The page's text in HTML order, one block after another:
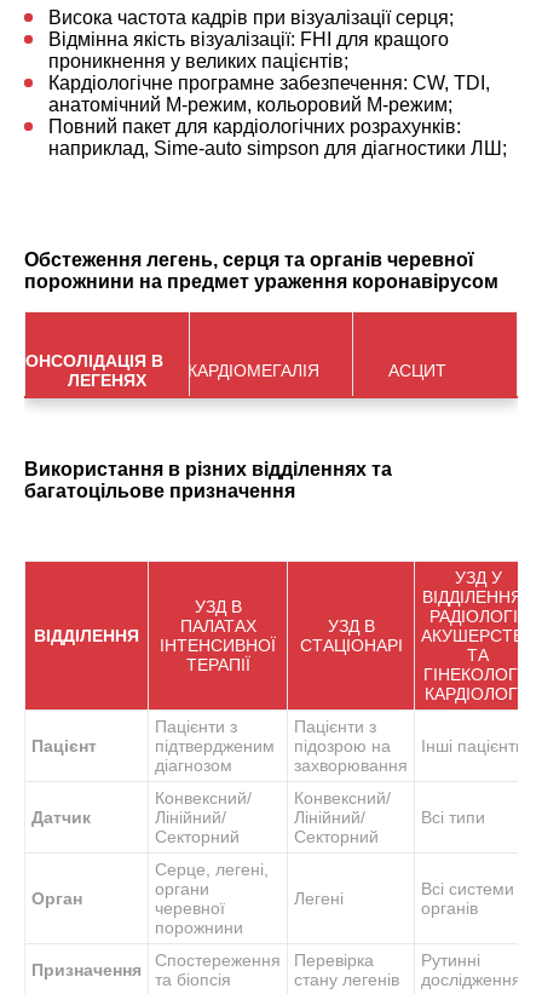
Висока частота кадрів при візуалізації серця;
Відмінна якість візуалізації: FHI для кращого
проникнення у великих пацієнтів;
Кардіологічне програмне забезпечення: CW, TDI,
анатомічний M-режим, кольоровий M-режим;
Повний пакет для кардіологічних розрахунків:
наприклад, Sime-auto simpson для діагностики ЛШ;
Обстеження легень, серця та органів черевної
порожнини на предмет ураження коронавірусом
КОНСОЛІДАЦІЯ В
ЛЕГЕНЯХ
КАРДІОМЕГАЛІЯ АСЦИТ
Використання в різних відділеннях та
багатоцільове призначення
ВІДДІЛЕННЯ
УЗД В
ПАЛАТАХ
ІНТЕНСИВНОЇ
ТЕРАПІЇ
УЗД В
СТАЦІОНАРІ
УЗД У
ВІДДІЛЕННЯХ
РАДІОЛОГІЇ,
АКУШЕРСТВА
ТА
ГІНЕКОЛОГІЇ,
КАРДІОЛОГІЇ
Пацієнт
Пацієнти з
підтвердженим
діагнозом
Пацієнти з
підозрою на
захворювання
Інші пацієнти
Датчик
Конвексний/
Лінійний/
Секторний
Конвексний/
Лінійний/
Секторний
Всі типи
Орган
Серце, легені,
органи
черевної
порожнини
Легені
Всі системи
органів
Призначення
Спостереження
та біопсія
Перевірка
стану легенів
Рутинні
дослідження